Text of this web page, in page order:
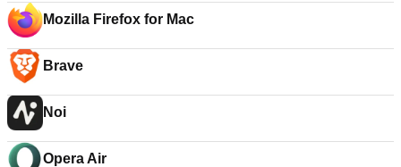
Mozilla Firefox for Mac
Brave
Noi
Opera Air